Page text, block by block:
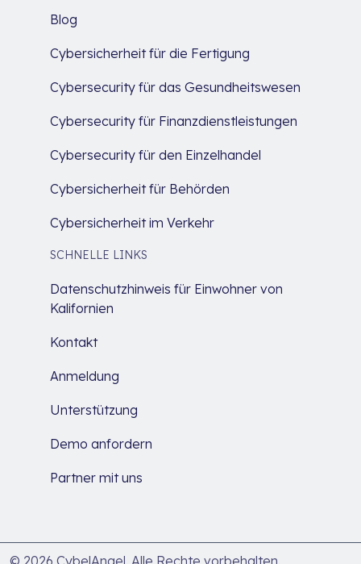
Blog
Cybersicherheit für die Fertigung
Cybersecurity für das Gesundheitswesen
Cybersecurity für Finanzdienstleistungen
Cybersecurity für den Einzelhandel
Cybersicherheit für Behörden
Cybersicherheit im Verkehr
SCHNELLE LINKS
Datenschutzhinweis für Einwohner von
Kalifornien
Kontakt
Anmeldung
Unterstützung
Demo anfordern
Partner mit uns
© 2026 CybelAngel. Alle Rechte vorbehalten.